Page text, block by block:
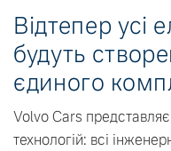
Відтепер усі
будуть
єдиного
Volvo Cars
технологій: всі